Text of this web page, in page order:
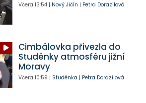
Včera 13:54| Nový Jičín | Petra Dorazilová
Cimbálovka přivezla do
Studénky atmosféru jižní
Moravy
Včera 10:59 | Studénka | Petra Dorazilová